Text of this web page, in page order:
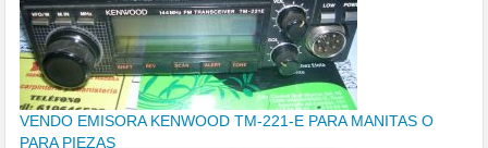
VENDO EMISORA KENWOOD TM-221-E PARA MANITAS O
PARA PIEZAS